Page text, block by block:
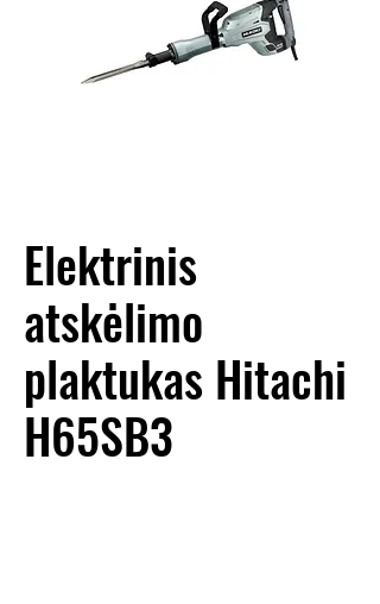
Elektrinis
atskėlimo
plaktukas Hitachi
H65SB3